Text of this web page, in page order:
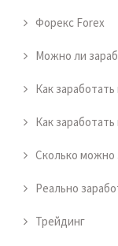
Форекс Forex
Можно ли
Как
Как
Сколько можно
Реально
Трейдинг